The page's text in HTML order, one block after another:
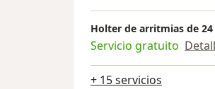
Holter de arritmias de
Servicio gratuito
+ 15 servicios